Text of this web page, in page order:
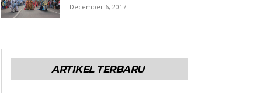
December 6, 2017
ARTIKEL TERBARU